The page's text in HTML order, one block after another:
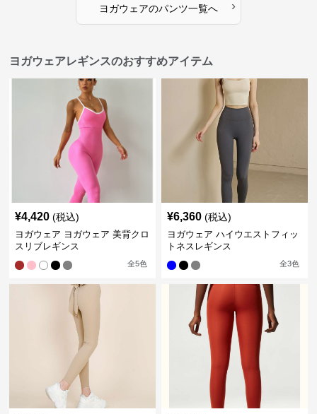
ヨガウェアのパンツ一覧へ ›
ヨガウェアレギンスのおすすめアイテム
¥4,420 (税込)
ヨガウェア ヨガウェア 美背クロ
スリブレギンス
全5色
¥6,360 (税込)
ヨガウェア ハイウエストフィッ
トネスレギンス
全3色